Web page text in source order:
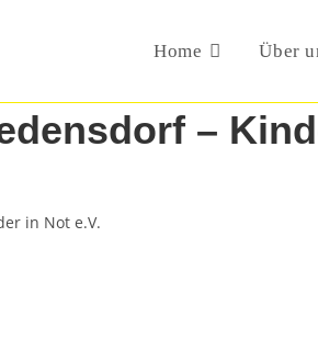
Home Über
–
in Not e.V.